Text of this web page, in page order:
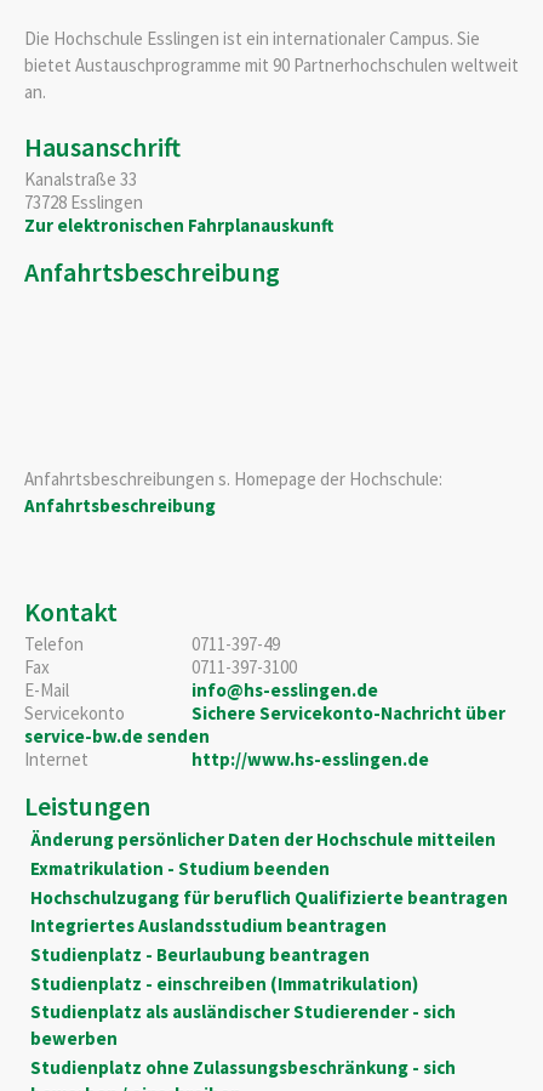
Die Hochschule Esslingen ist ein internationaler Campus. Sie
bietet Austauschprogramme mit 90 Partnerhochschulen weltweit
an.
Hausanschrift
Kanalstraße 33
73728 Esslingen
Zur elektronischen Fahrplanauskunft
Anfahrtsbeschreibung
Anfahrtsbeschreibungen s. Homepage der Hochschule:
Anfahrtsbeschreibung
Kontakt
Telefon
0711-397-49
Fax
0711-397-3100
E-Mail
info@hs-esslingen.de
Servicekonto
Sichere Servicekonto-Nachricht über
service-bw.de senden
Internet
http://www.hs-esslingen.de
Leistungen
Änderung persönlicher Daten der Hochschule mitteilen
Exmatrikulation - Studium beenden
Hochschulzugang für beruflich Qualifizierte beantragen
Integriertes Auslandsstudium beantragen
Studienplatz - Beurlaubung beantragen
Studienplatz - einschreiben (Immatrikulation)
Studienplatz als ausländischer Studierender - sich
bewerben
Studienplatz ohne Zulassungsbeschränkung - sich